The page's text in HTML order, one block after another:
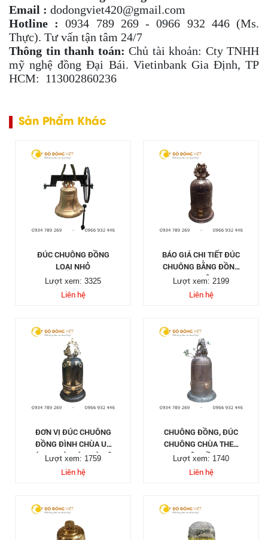
Email : dodongviet420@gmail.com
Hotline : 0934 789 269 - 0966 932 446 (Ms.
Thực). Tư vấn tận tâm 24/7
Thông tin thanh toán: Chủ tài khoản: Cty TNHH
mỹ nghệ đồng Đại Bái. Vietinbank Gia Định, TP
HCM: 113002860236
Sản Phẩm Khác
ĐÚC CHUÔNG ĐỒNG
LOẠI NHỎ
Lượt xem: 3325
Liên hệ
BÁO GIÁ CHI TIẾT ĐÚC
CHUÔNG BẰNG ĐỒNG
TẠI ĐÂY
Lượt xem: 2199
Liên hệ
ĐƠN VỊ ĐÚC CHUÔNG
ĐỒNG ĐÌNH CHÙA UY
TÍN TẠI SÀI GÒN HÀ NỘI
Lượt xem: 1759
Liên hệ
CHUÔNG ĐỒNG, ĐÚC
CHUÔNG CHÙA THEO
YÊU CẦU
Lượt xem: 1740
Liên hệ